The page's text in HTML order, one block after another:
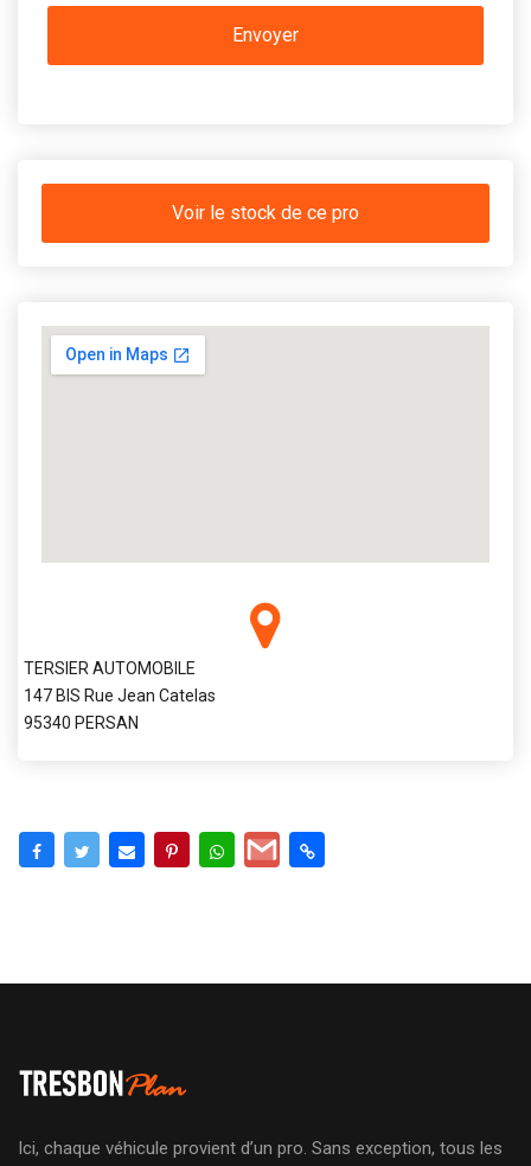
Voir le stock de ce pro
TERSIER AUTOMOBILE
147 BIS Rue Jean Catelas
95340 PERSAN
Ici, chaque véhicule provient d’un pro. Sans exception, tous les